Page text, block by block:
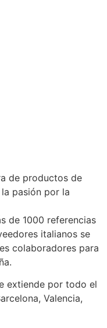
de productos de
pasión por la
de 1000 referencias
italianos se
colaboradores para
extiende por todo el
Valencia,